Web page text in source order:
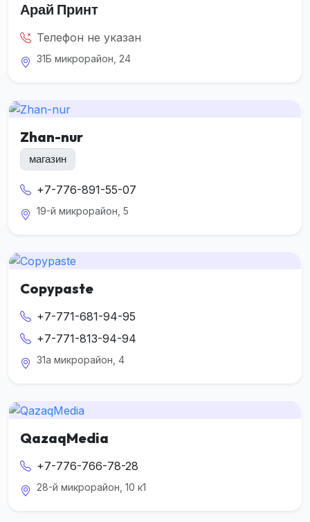
Арай Принт
Телефон не указан
31Б микрорайон, 24
Zhan-nur
магазин
+7-776-891-55-07
19-й микрорайон, 5
Copypaste
+7-771-681-94-95
+7-771-813-94-94
31а микрорайон, 4
QazaqMedia
+7-776-766-78-28
28-й микрорайон, 10 к1